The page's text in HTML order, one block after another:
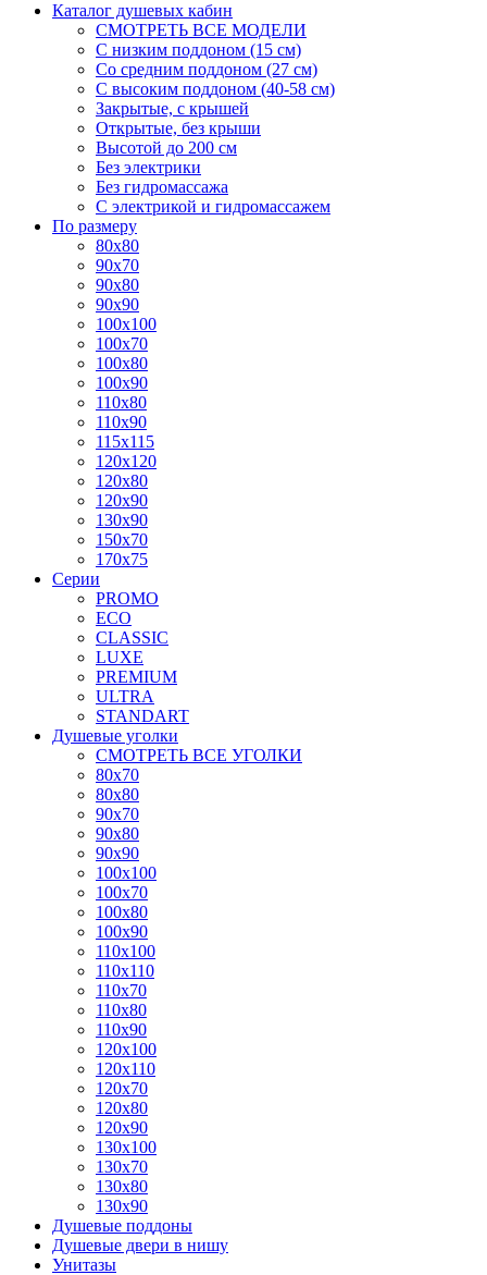
Каталог душевых кабин
СМОТРЕТЬ ВСЕ МОДЕЛИ
С низким поддоном (15 см)
Со средним поддоном (27 см)
С высоким поддоном (40-58 см)
Закрытые, с крышей
Открытые, без крыши
Высотой до 200 см
Без электрики
Без гидромассажа
С электрикой и гидромассажем
По размеру
80x80
90x70
90x80
90x90
100x100
100x70
100x80
100x90
110x80
110x90
115x115
120x120
120x80
120x90
130x90
150x70
170x75
Серии
PROMO
ECO
CLASSIC
LUXE
PREMIUM
ULTRA
STANDART
Душевые уголки
СМОТРЕТЬ ВСЕ УГОЛКИ
80x70
80x80
90x70
90x80
90x90
100x100
100x70
100x80
100x90
110x100
110x110
110x70
110x80
110x90
120x100
120x110
120x70
120x80
120x90
130x100
130x70
130x80
130x90
Душевые поддоны
Душевые двери в нишу
Унитазы